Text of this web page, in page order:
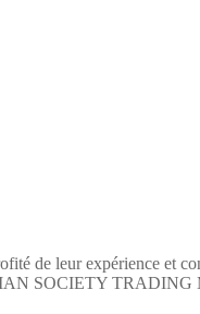
de leur expérience et
SOCIETY TRADING